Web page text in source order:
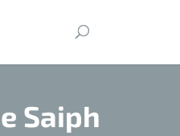
Saiph